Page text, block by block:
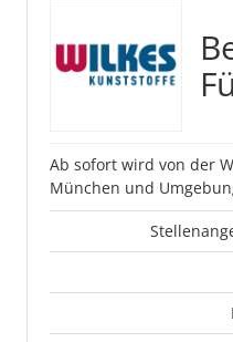
Ab sofort wird von der
München und